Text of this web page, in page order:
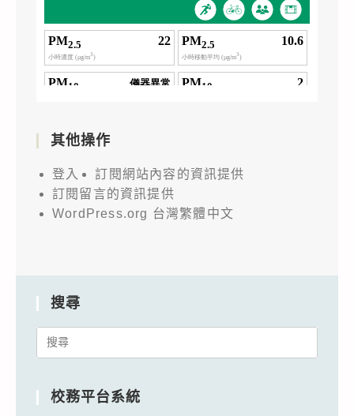
其他操作
登入
訂閱網站內容的資訊提供
訂閱留言的資訊提供
WordPress.org 台灣繁體中文
搜尋
Search
校務平台系統